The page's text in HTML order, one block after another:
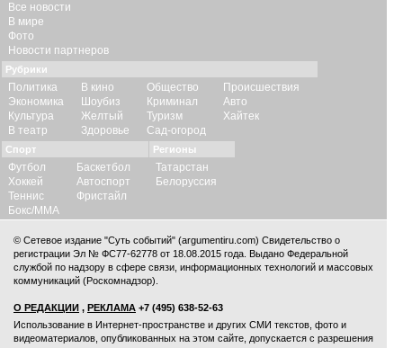
Все новости
В мире
Фото
Новости партнеров
Рубрики
Политика
Экономика
Культура
В театр
В кино
Шоубиз
Желтый
Здоровье
Общество
Криминал
Туризм
Сад-огород
Происшествия
Авто
Хайтек
Спорт
Футбол
Хоккей
Теннис
Бокс/ММА
Баскетбол
Автоспорт
Фристайл
Регионы
Татарстан
Белоруссия
© Сетевое издание "Суть событий" (argumentiru.com) Свидетельство о
регистрации Эл № ФС77-62778 от 18.08.2015 года. Выдано Федеральной
службой по надзору в сфере связи, информационных технологий и массовых
коммуникаций (Роскомнадзор).
О РЕДАКЦИИ , РЕКЛАМА +7 (495) 638-52-63
Использование в Интернет-пространстве и других СМИ текстов, фото и
видеоматериалов, опубликованных на этом сайте, допускается с разрешения